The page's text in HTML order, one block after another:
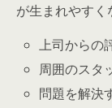
が生まれやすく
上司からの
周囲のスタ
問題を解決